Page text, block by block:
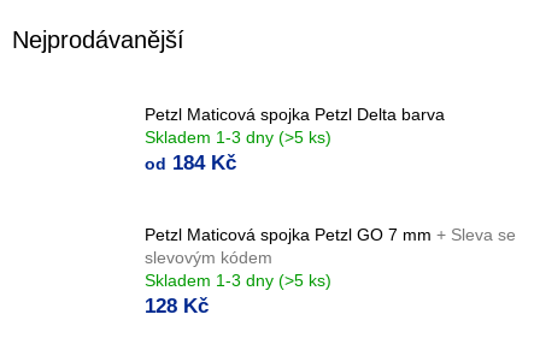
Nejprodávanější
Petzl Maticová spojka Petzl Delta barva
Skladem 1-3 dny (>5 ks)
od 184 Kč
Petzl Maticová spojka Petzl GO 7 mm + Sleva se
slevovým kódem
Skladem 1-3 dny (>5 ks)
128 Kč